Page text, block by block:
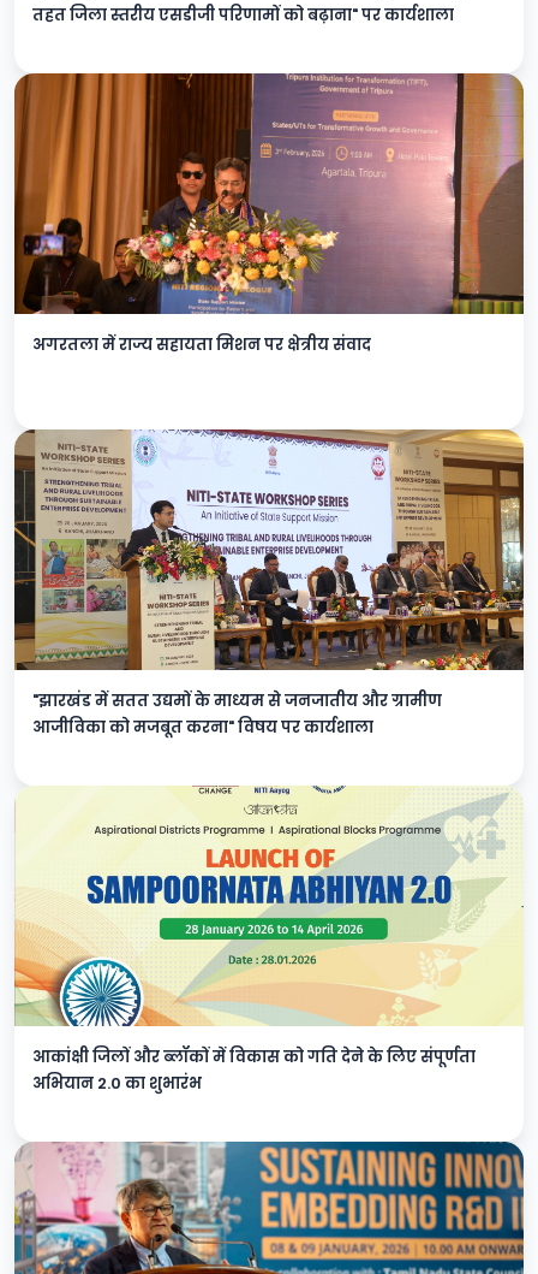
तहत जिला स्तरीय एसडीजी परिणामों को बढ़ाना" पर कार्यशाला
अगरतला में राज्य सहायता मिशन पर क्षेत्रीय संवाद
"झारखंड में सतत उद्यमों के माध्यम से जनजातीय और ग्रामीण
आजीविका को मजबूत करना" विषय पर कार्यशाला
आकांक्षी जिलों और ब्लॉकों में विकास को गति देने के लिए संपूर्णता
अभियान 2.0 का शुभारंभ